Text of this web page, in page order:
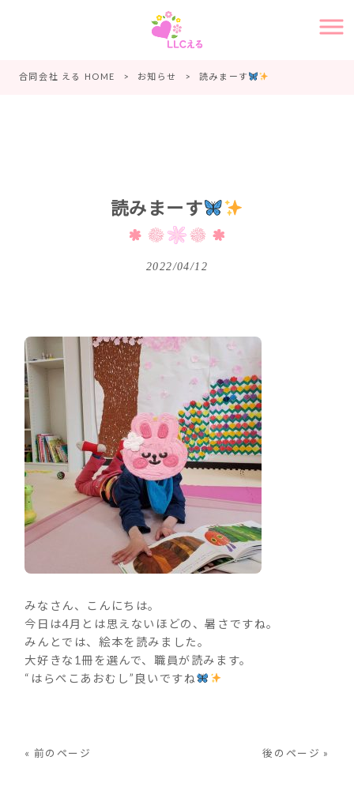
合同会社 える HOME > お知らせ > 読みまーす
読みまーす
2022/04/12
みなさん、こんにちは。
今日は4月とは思えないほどの、暑さですね。
みんとでは、絵本を読みました。
大好きな1冊を選んで、職員が読みます。
“はらぺこあおむし”良いですね
« 前のページ 後のページ »